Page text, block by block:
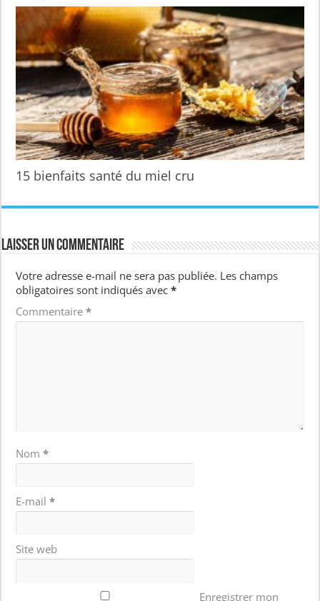
15 bienfaits santé du miel cru
Laisser un commentaire
Votre adresse e-mail ne sera pas publiée. Les champs
obligatoires sont indiqués avec*
Commentaire*
Nom*
E-mail*
Site web
Enregistrer mon